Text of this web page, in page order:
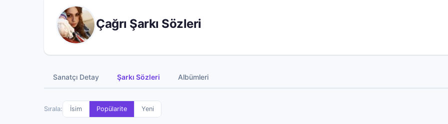
Çağrı Şarkı Sözleri
Sanatçı Detay Şarkı Sözleri Albümleri
Sırala: İsim Popülarite Yeni